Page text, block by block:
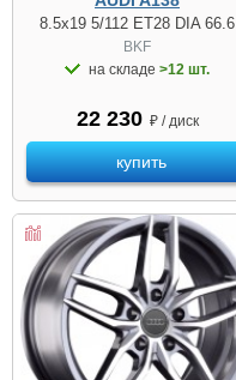
8.5x19 5/112 ET28 DIA 66.6
BKF
на складе >12 шт.
22 230 ₽ / диск
купить